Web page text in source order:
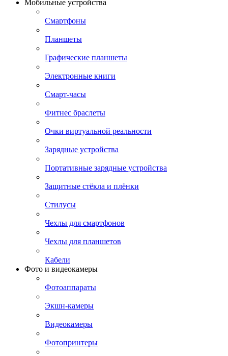
Мобильные устройства
Смартфоны
Планшеты
Графические планшеты
Электронные книги
Смарт-часы
Фитнес браслеты
Очки виртуальной реальности
Зарядные устройства
Портативные зарядные устройства
Защитные стёкла и плёнки
Стилусы
Чехлы для смартфонов
Чехлы для планшетов
Кабели
Фото и видеокамеры
Фотоаппараты
Экшн-камеры
Видеокамеры
Фотопринтеры